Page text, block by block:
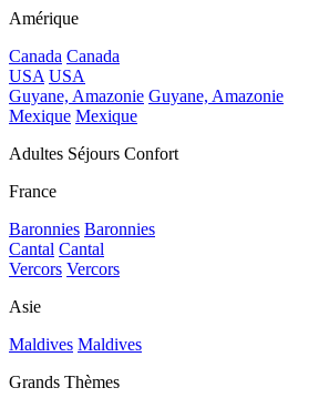
Amérique
Canada Canada
USA USA
Guyane, Amazonie Guyane, Amazonie
Mexique Mexique
Adultes Séjours Confort
France
Baronnies Baronnies
Cantal Cantal
Vercors Vercors
Asie
Maldives Maldives
Grands Thèmes